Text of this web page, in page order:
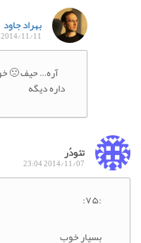
بهراد جاود
2014/11/11 22:24
داره دیگه
تئودُر
2014/11/07 23:04
:۷۵:
بسیار خوب